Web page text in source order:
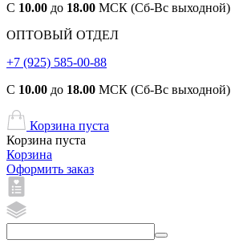
С 10.00 до 18.00 МСК (Сб-Вс выходной)
ОПТОВЫЙ ОТДЕЛ
+7 (925) 585-00-88
С 10.00 до 18.00 МСК (Сб-Вс выходной)
Корзина пуста
Корзина пуста
Корзина
Оформить заказ